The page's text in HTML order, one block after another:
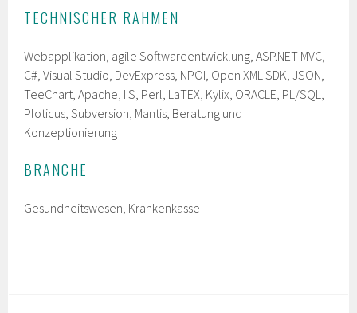
TECHNISCHER RAHMEN
Webapplikation, agile Softwareentwicklung, ASP.NET MVC,
C#, Visual Studio, DevExpress, NPOI, Open XML SDK, JSON,
TeeChart, Apache, IIS, Perl, LaTEX, Kylix, ORACLE, PL/SQL,
Ploticus, Subversion, Mantis, Beratung und
Konzeptionierung
BRANCHE
Gesundheitswesen, Krankenkasse